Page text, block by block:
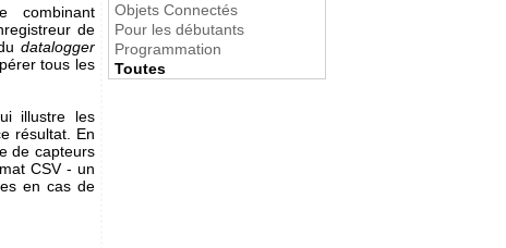
combinant
de
dudatalogger
tous les
illustre les
résultat. En
de capteurs
CSV - un
en cas de
Objets Connectés
Pour les débutants
Programmation
Toutes